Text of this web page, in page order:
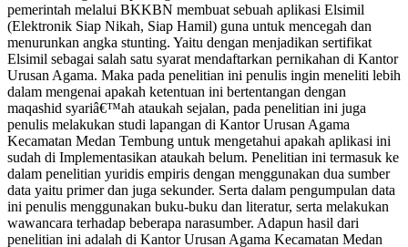
pemerintah melalui BKKBN membuat sebuah aplikasi Elsimil
(Elektronik Siap Nikah, Siap Hamil) guna untuk mencegah dan
menurunkan angka stunting. Yaitu dengan menjadikan sertifikat
Elsimil sebagai salah satu syarat mendaftarkan pernikahan di Kantor
Urusan Agama. Maka pada penelitian ini penulis ingin meneliti lebih
dalam mengenai apakah ketentuan ini bertentangan dengan
maqashid syariâ€™ah ataukah sejalan, pada penelitian ini juga
penulis melakukan studi lapangan di Kantor Urusan Agama
Kecamatan Medan Tembung untuk mengetahui apakah aplikasi ini
sudah di Implementasikan ataukah belum. Penelitian ini termasuk ke
dalam penelitian yuridis empiris dengan menggunakan dua sumber
data yaitu primer dan juga sekunder. Serta dalam pengumpulan data
ini penulis menggunakan buku-buku dan literatur, serta melakukan
wawancara terhadap beberapa narasumber. Adapun hasil dari
penelitian ini adalah di Kantor Urusan Agama Kecamatan Medan